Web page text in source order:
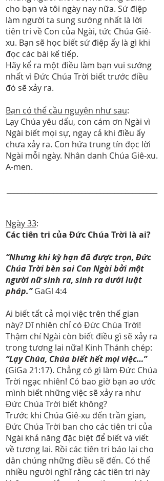
cho bạn và tôi ngày nay nữa. Sứ điệp
làm người ta sung sướng nhất là lời
tiên tri về Con của Ngài, tức Chúa Giê-
xu. Bạn sẽ học biết sứ điệp ấy là gì khi
đọc các bài kế tiếp.
Hãy kể ra một điều làm bạn vui sướng
nhất vì Đức Chúa Trời biết trước điều
đó sẽ xảy ra.
Bạn có thể cầu nguyện như sau:
Lạy Chúa yêu dấu, con cám ơn Ngài vì
Ngài biết mọi sự, ngay cả khi điều ấy
chưa xảy ra. Con hứa trung tín đọc lời
Ngài mỗi ngày. Nhân danh Chúa Giê-xu.
A-men.
Ngày 33:
Các tiên tri của Đức Chúa Trời là ai?
“Nhưng khi kỳ hạn đã được trọn, Đức
Chúa Trời bèn sai Con Ngài bởi một
người nữ sinh ra, sinh ra dưới luật
pháp.”GaGl 4:4
Ai biết tất cả mọi việc trên thế gian
này? Dĩ nhiên chỉ có Đức Chúa Trời!
Thậm chí Ngài còn biết điều gì sẽ xảy ra
trong tương lai nữa! Kinh Thánh chép:
“Lạy Chúa, Chúa biết hết mọi việc…”
(GiGa 21:17). Chẳng có gì làm Đức Chúa
Trời ngạc nhiên! Có bao giờ bạn ao ước
mình biết những việc sẽ xảy ra như
Đức Chúa Trời biết không?
Trước khi Chúa Giê-xu đến trần gian,
Đức Chúa Trời ban cho các tiên tri của
Ngài khả năng đặc biệt để biết và viết
về tương lai. Rồi các tiên tri báo lại cho
dân chúng những điều sẽ đến. Có thể
nhiều người nghĩ rằng các tiên tri này